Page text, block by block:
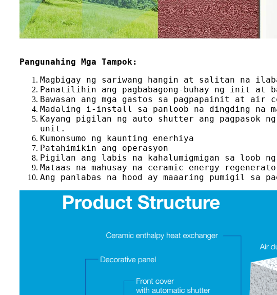
Pangunahing Mga Tampok:
Magbigay ng sariwang hangin at salitan na
Panatilihin ang pagbabagong-buhay ng init at
Bawasan ang mga gastos sa pagpapainit at air
Madaling i-install sa panloob na dingding na
Kayang pigilan ng auto shutter ang pagpasok
unit.
Kumonsumo ng kaunting enerhiya
Patahimikin ang operasyon
Pigilan ang labis na kahalumigmigan sa loob ng
Mataas na mahusay na ceramic energy
Ang panlabas na hood ay maaaring pumigil sa